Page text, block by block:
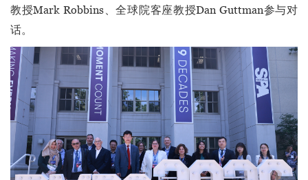
教授Mark Robbins、全球院客座教授Dan Guttman参与对
话。